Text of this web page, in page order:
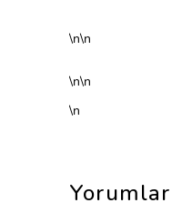
\n\n
\n\n
\n
Yorumlar